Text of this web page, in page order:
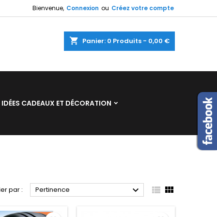
Bienvenue, Connexion ou Créez votre compte
shopping_cart Panier: 0 Produits - 0,00 €
IDÉES CADEAUX ET DÉCORATION
par : Pertinence   